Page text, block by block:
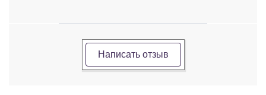
Написать отзыв